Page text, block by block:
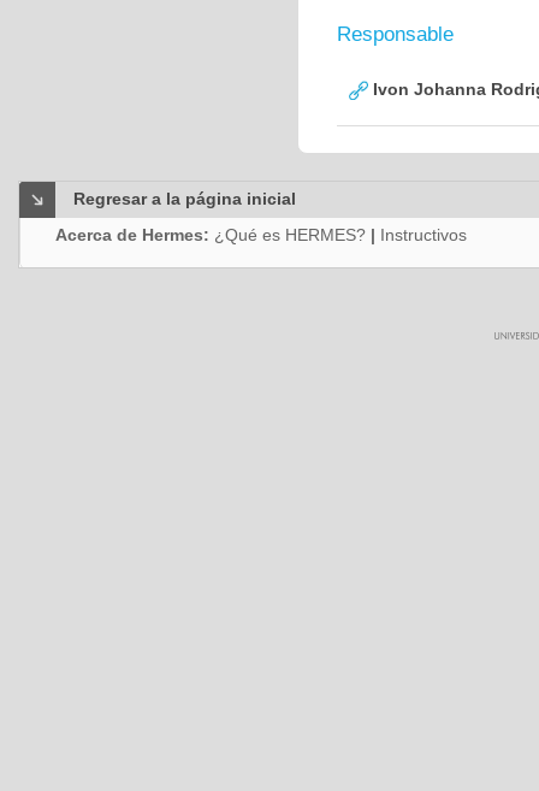
Responsable
Ivon Johanna
Regresar a la página inicial
Acerca de Hermes: ¿Qué es HERMES? | Instructivos